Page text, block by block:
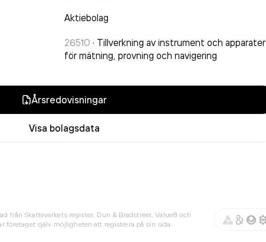
Aktiebolag
26510 · Tillverkning av instrument och apparater
för mätning, provning och navigering
Årsredovisningar
Visa bolagsdata
från Skatteverkets register, Dun & Bradstreet, Value8 och
företaget själv möjligheten att registrera på sin sida.